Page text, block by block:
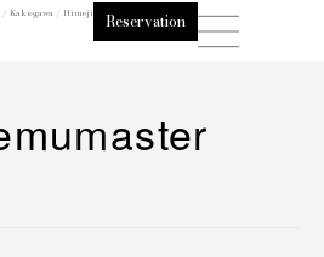
Kakogawa / Himeji Reservation